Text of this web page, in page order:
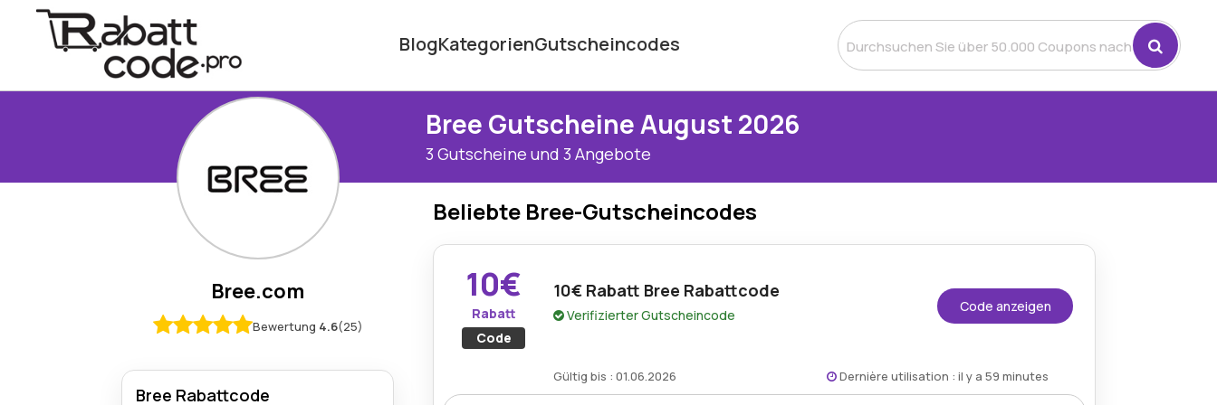
BlogKategorienGutscheincodes
Bree Gutscheine August 2026
3 Gutscheine und 3 Angebote
Beliebte Bree-Gutscheincodes
10€
Rabatt
Code
10€ Rabatt Bree Rabattcode
Verifizierter Gutscheincode
Code anzeigen
Gültig bis : 01.06.2026 Dernière utilisation : il y a 59 minutes
Bree.com
Bewertung 4.6(25)
Bree Rabattcode